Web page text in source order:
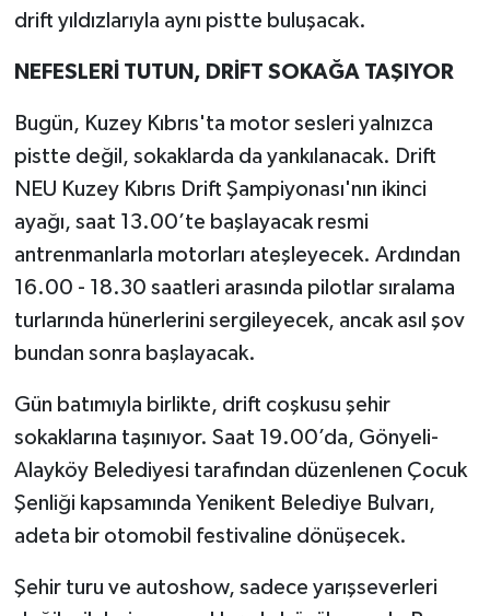
drift yıldızlarıyla aynı pistte buluşacak.
NEFESLERİ TUTUN, DRİFT SOKAĞA TAŞIYOR
Bugün, Kuzey Kıbrıs'ta motor sesleri yalnızca
pistte değil, sokaklarda da yankılanacak. Drift
NEU Kuzey Kıbrıs Drift Şampiyonası'nın ikinci
ayağı, saat 13.00’te başlayacak resmi
antrenmanlarla motorları ateşleyecek. Ardından
16.00 - 18.30 saatleri arasında pilotlar sıralama
turlarında hünerlerini sergileyecek, ancak asıl şov
bundan sonra başlayacak.
Gün batımıyla birlikte, drift coşkusu şehir
sokaklarına taşınıyor. Saat 19.00’da, Gönyeli-
Alayköy Belediyesi tarafından düzenlenen Çocuk
Şenliği kapsamında Yenikent Belediye Bulvarı,
adeta bir otomobil festivaline dönüşecek.
Şehir turu ve autoshow, sadece yarışseverleri